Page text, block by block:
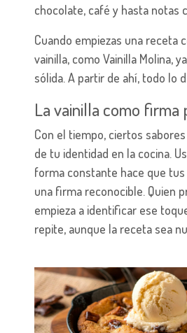
chocolate, café y hasta notas
Cuando empiezas una receta
vainilla, como Vainilla Molina,
sólida. A partir de ahí, todo lo
La vainilla como firma
Con el tiempo, ciertos
de tu identidad en la cocina.
forma constante hace que
una firma reconocible. Quien
empieza a identificar ese
repite, aunque la receta sea